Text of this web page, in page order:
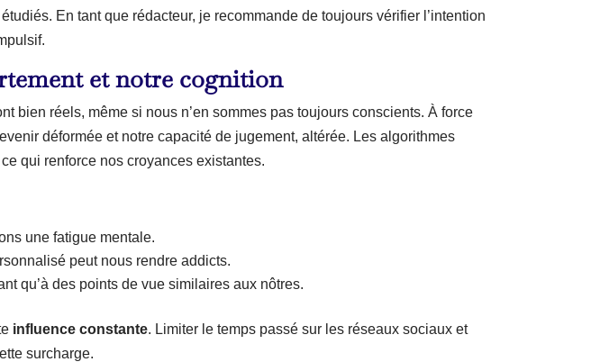
En tant que rédacteur, je recommande de toujours vérifier l’intention
et notre cognition
bien réels, même si nous n’en sommes pas toujours conscients. À force
déformée et notre capacité de jugement, altérée. Les algorithmes
qui renforce nos croyances existantes.
une fatigue mentale.
peut nous rendre addicts.
qu’à des points de vue similaires aux nôtres.
influence constante. Limiter le temps passé sur les réseaux sociaux et
surcharge.